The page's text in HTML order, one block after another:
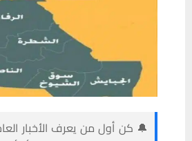
🔔 كن أول من يعرف الأخبار